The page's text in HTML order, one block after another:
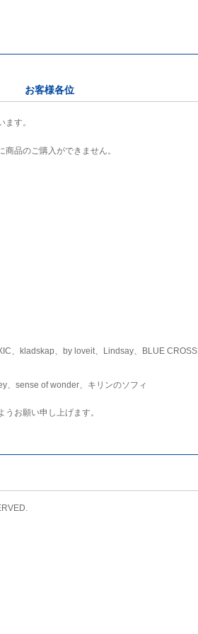
お客様各位
す。
品のご購入ができません。
、kladskap、by loveit、Lindsay、BLUE CROSS
、sense of wonder、キリンのソフィ
お願い申し上げます。